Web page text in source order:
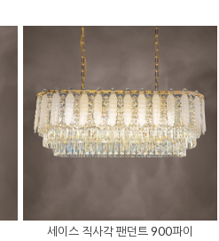
세이스 직사각 팬던트 900파이